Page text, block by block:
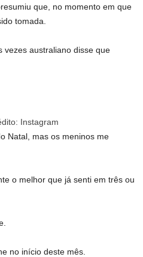
que, no momento em que
tomada.
vezes australiano disse que
Instagram
Natal, mas os meninos me
o melhor que já senti em três ou
no início deste mês.